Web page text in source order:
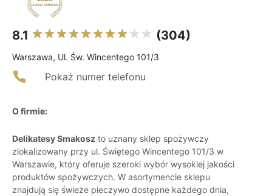
8.1 (304)
Warszawa, Ul. Św. Wincentego 101/3
Pokaż numer telefonu
O firmie:
Delikatesy Smakosz to uznany sklep spożywczy
zlokalizowany przy ul. Świętego Wincentego 101/3 w
Warszawie, który oferuje szeroki wybór wysokiej jakości
produktów spożywczych. W asortymencie sklepu
znajdują się świeże pieczywo dostępne każdego dnia,